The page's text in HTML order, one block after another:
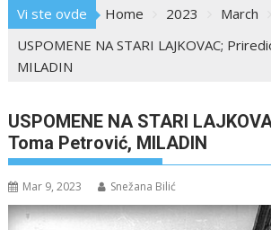
Vi ste ovde Home 2023 March
USPOMENE NA STARI LAJKOVAC;
MILADIN
USPOMENE NA STARI
Toma Petrović, MILADIN
Mar 9, 2023 Snežana Bilić